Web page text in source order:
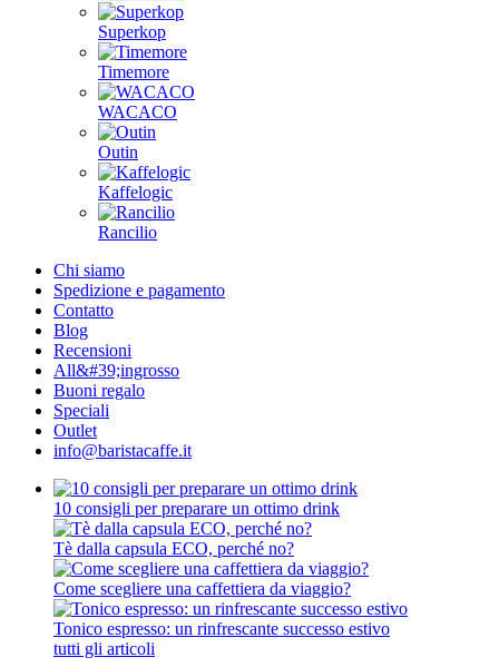
Superkop
Timemore
WACACO
Outin
Kaffelogic
Rancilio
Chi siamo
Spedizione e pagamento
Contatto
Blog
Recensioni
All&#39;ingrosso
Buoni regalo
Speciali
Outlet
info@baristacaffe.it
10 consigli per preparare un ottimo drink
Tè dalla capsula ECO, perché no?
Come scegliere una caffettiera da viaggio?
Tonico espresso: un rinfrescante successo estivo
tutti gli articoli